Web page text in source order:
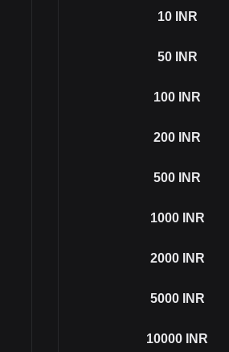
10 INR
50 INR
100 INR
200 INR
500 INR
1000 INR
2000 INR
5000 INR
10000 INR